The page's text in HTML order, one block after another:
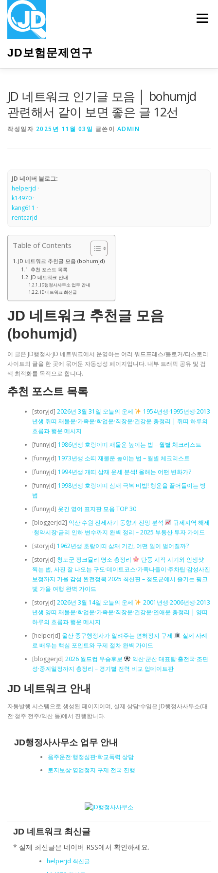
JD보험문제연구
메뉴
JD 네트워크 인기글 모음 │ bohumjd
관련해서 같이 보면 좋은 글 12선
작성일자 2025년 11월 03일 글쓴이 ADMIN
JD 네이버 블로그:
helperjd ·
k14970 ·
kang611 ·
rentcarjd
Table of Contents
JD 네트워크 추천글 모음 (bohumjd)
추천 포스트 목록
JD 네트워크 안내
JD행정사사무소 업무 안내
JD 네트워크 최신글
JD 네트워크 추천글 모음
(bohumjd)
이 글은 JD행정사·JD 네트워크에서 운영하는 여러 워드프레스/블로거/티스토리
사이트의 글을 한 곳에 묶어둔 자동생성 페이지입니다. 내부 트래픽 공유 및 검
색 최적화를 목적으로 합니다.
추천 포스트 목록
[storyjd] 2026년 3월 31일 오늘의 운세
1954년생·1995년생·2013
년생 쥐띠 재물운·가족운·학업운·직장운·건강운 총정리 | 쥐띠 하루의
흐름과 행운 메시지
[funnyjd] 1986년생 호랑이띠 재물운 높이는 법 – 월별 체크리스트
[funnyjd] 1973년생 소띠 재물운 높이는 법 – 월별 체크리스트
[funnyjd] 1994년생 개띠 삼재 운세 분석! 올해는 어떤 변화가?
[funnyjd] 1998년생 호랑이띠 삼재 극복 비법! 행운을 끌어들이는 방
법
[funnyjd] 웃긴 영어 표지판 모음 TOP 30
[bloggerjd2] 익산·수원 전세사기 동향과 전망 분석
규제지역 해제
·청약시장·금리 인하 변수까지 완벽 정리 – 2025 부동산 투자 가이드
[storyjd] 1962년생 호랑이띠 삼재 기간, 어떤 일이 벌어질까?
[storyjd] 청도군 핑크뮬리 명소 총정리
단풍 시작 시기와 인생샷
찍는 법, 사진 잘 나오는 구도·데이트코스·가족나들이·주차팁·감성사진
보정까지 가을 감성 완전정복 2025 최신판 – 청도군에서 즐기는 핑크
빛 가을 여행 완벽 가이드
[storyjd] 2026년 3월 14일 오늘의 운세
2001년생·2006년생·2013
년생 양띠 재물운·학업운·가족운·직장운·건강운·연애운 총정리 | 양띠
하루의 흐름과 행운 메시지
[helperjd] 울산 중구행정사가 알려주는 면허정지 구제
실제 사례
로 배우는 핵심 포인트와 구제 절차 완벽 가이드
[bloggerjd] 2026 월드컵 우승후보
익산·군산 대표팀·출전국·조편
성·중계일정까지 총정리 – 경기별 전력 비교 업데이트판
JD 네트워크 안내
자동발행 시스템으로 생성된 페이지이며, 실제 상담·수임은 JD행정사사무소(대
전·청주·전주/익산 등)에서 진행합니다.
JD행정사사무소 업무 안내
음주운전·행정심판·학교폭력 상담
토지보상·영업정지 구제 전국 진행
JD 네트워크 최신글
* 실제 최신글은 네이버 RSS에서 확인하세요.
helperjd 최신글